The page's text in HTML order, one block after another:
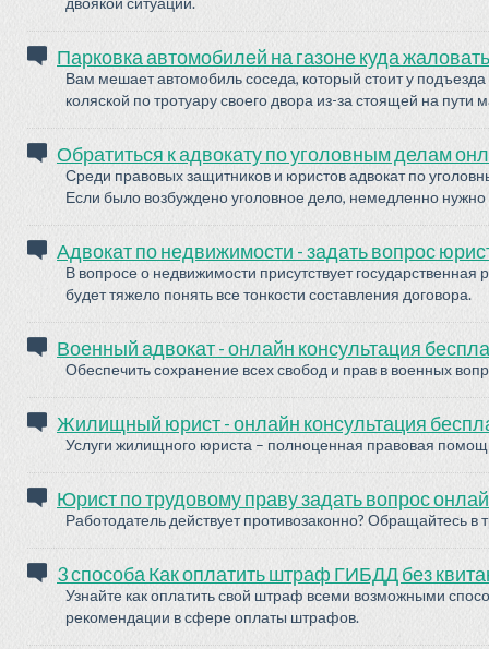
Парковка автомобилей на газоне куда
Вам мешает автомобиль соседа, который стоит у
коляской по тротуару своего двора из-за стоящей на пути
Обратиться к адвокату по уголовным делам
Среди правовых защитников и юристов адвокат по
Если было возбуждено уголовное дело, немедленно
Адвокат по недвижимости - задать вопрос
В вопросе о недвижимости присутствует
будет тяжело понять все тонкости составления договора.
Военный адвокат - онлайн консультация
Обеспечить сохранение всех свобод и прав в военных
Жилищный юрист - онлайн консультация
Услуги жилищного юриста – полноценная правовая
Юрист по трудовому праву задать вопрос
Работодатель действует противозаконно? Обращайтесь
3 способа Как оплатить штраф ГИБДД без
Узнайте как оплатить свой штраф всеми возможными
рекомендации в сфере оплаты штрафов.